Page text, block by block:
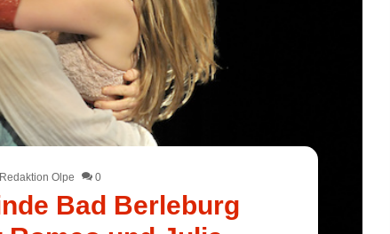
Redaktion Olpe 0
Bad Berleburg